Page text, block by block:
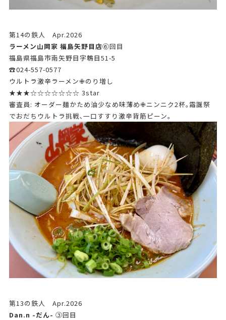
第14の鉄人 Apr.2026
ラーメン山岡家 福島矢野目店➅回目
福島県福島市南矢野目字鵯目51-5
☎024-557-0577
ウルトラ激辛ラーメン✙のり増し
★★★☆☆☆☆☆☆☆ 3star
審査員: オーダー麺かため油少なめ味薄め✙ニンニク2杯｡霜誕祭
でおだちウルトラ挑戦､一口すすり激辛背筋ピーン｡
第13の鉄人 Apr.2026
Dan.n -だん- ➂回目